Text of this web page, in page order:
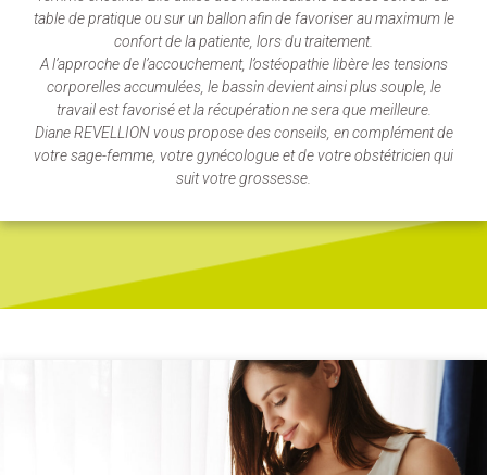
table de pratique ou sur un ballon afin de favoriser au maximum le
confort de la patiente, lors du traitement.
A l’approche de l’accouchement, l’ostéopathie libère les tensions
corporelles accumulées, le bassin devient ainsi plus souple, le
travail est favorisé et la récupération ne sera que meilleure.
Diane REVELLION vous propose des conseils, en complément de
votre sage-femme, votre gynécologue et de votre obstétricien qui
suit votre grossesse.